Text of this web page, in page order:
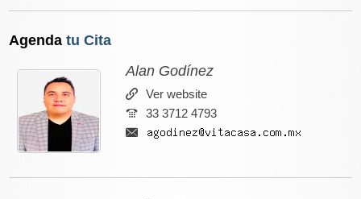
Agenda tu Cita
Alan Godínez
Ver website
33 3712 4793